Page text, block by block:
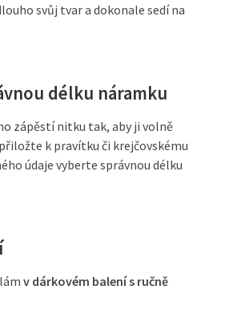
svůj tvar a dokonale sedí na
délku náramku
zápěstí nitku tak, aby ji volně
k pravítku či krejčovskému
údaje vyberte správnou délku
v dárkovém balení s ručně